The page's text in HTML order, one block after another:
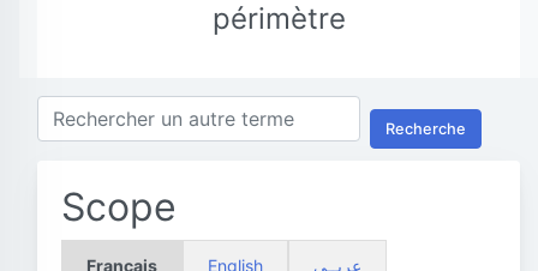
périmètre
Recherche
Scope
Français English عربــي